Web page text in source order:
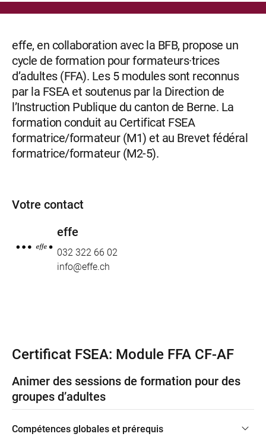
effe, en collaboration avec la BFB, propose un
cycle de formation pour formateurs·trices
d’adultes (FFA). Les 5 modules sont reconnus
par la FSEA et soutenus par la Direction de
l’Instruction Publique du canton de Berne. La
formation conduit au Certificat FSEA
formatrice/formateur (M1) et au Brevet fédéral
formatrice/formateur (M2-5).
Votre contact
effe
032 322 66 02
info@effe.ch
Certificat FSEA: Module FFA CF-AF
Animer des sessions de formation pour des
groupes d’adultes
Compétences globales et prérequis